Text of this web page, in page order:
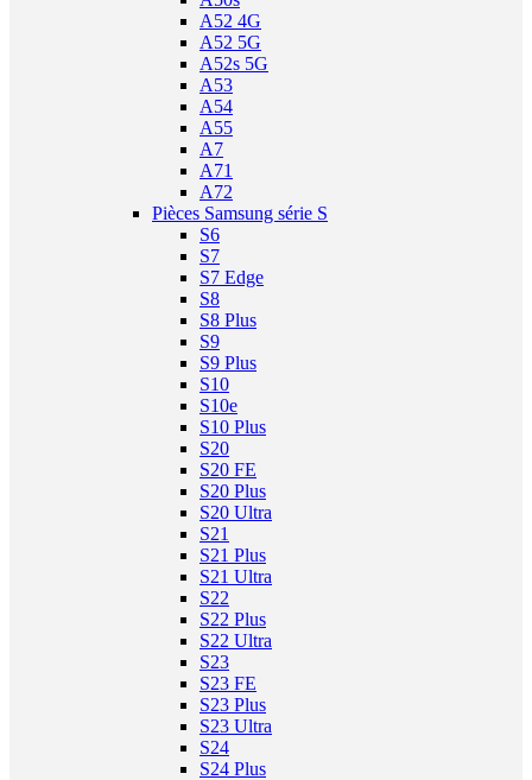
A52 4G
A52 5G
A52s 5G
A53
A54
A55
A7
A71
A72
Pièces Samsung série S
S6
S7
S7 Edge
S8
S8 Plus
S9
S9 Plus
S10
S10e
S10 Plus
S20
S20 FE
S20 Plus
S20 Ultra
S21
S21 Plus
S21 Ultra
S22
S22 Plus
S22 Ultra
S23
S23 FE
S23 Plus
S23 Ultra
S24
S24 Plus